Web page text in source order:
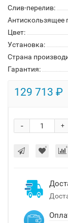
Слив-перелив:
Антискользящее
Цвет:
Установка:
Страна
Гарантия:
129 713 ₽
+
-